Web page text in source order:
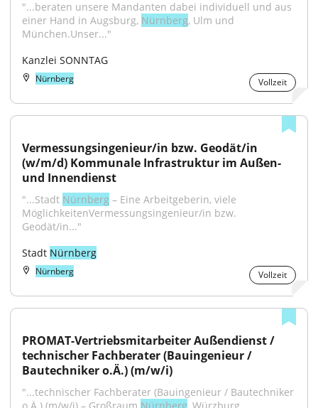
"...beraten unsere Mandanten dabei individuell und aus
einer Hand in Augsburg, Nürnberg, Ulm und
München.Unser..."
Kanzlei SONNTAG
Nürnberg Vollzeit
Vermessungsingenieur/in bzw. Geodät/in
(w/m/d) Kommunale Infrastruktur im Außen-
und Innendienst
"...Stadt Nürnberg – Eine Arbeitgeberin, viele
MöglichkeitenVermessungsingenieur/in bzw.
Geodät/in..."
Stadt Nürnberg
Nürnberg Vollzeit
PROMAT-Vertriebsmitarbeiter Außendienst /
technischer Fachberater (Bauingenieur /
Bautechniker o.Ä.) (m/w/i)
"...technischer Fachberater (Bauingenieur / Bautechniker